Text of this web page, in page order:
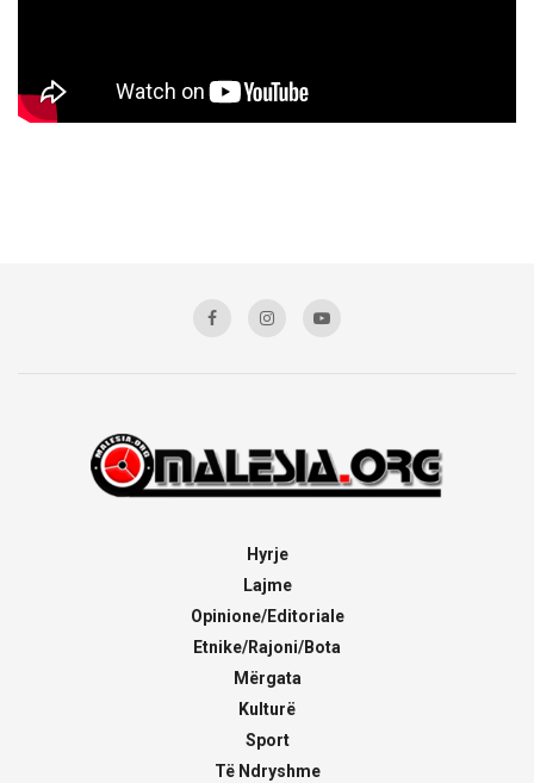
Hyrje
Lajme
Opinione/Editoriale
Etnike/Rajoni/Bota
Mërgata
Kulturë
Sport
Të Ndryshme